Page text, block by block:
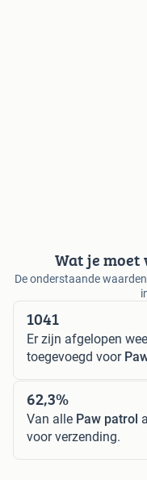
Wat je
De onderstaande
1041
Er zijn afgelopen
toegevoegd voor
62,3%
Van alle Paw patrol
voor verzending.